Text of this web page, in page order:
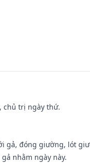
chủ trị ngày thứ.
đóng giường, lót
nhằm ngày này.